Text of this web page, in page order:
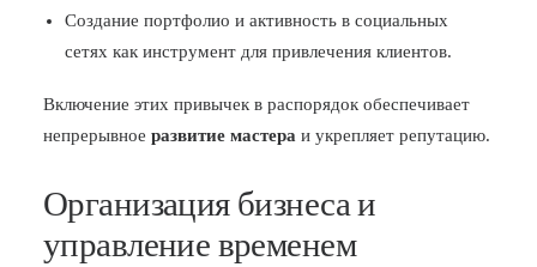
Создание портфолио и активность в социальных
сетях как инструмент для привлечения клиентов.
Включение этих привычек в распорядок обеспечивает
непрерывное развитие мастера и укрепляет репутацию.
Организация бизнеса и
управление временем